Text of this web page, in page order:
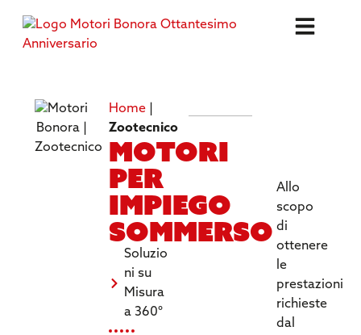
Home
Zootecnico
Motori
per
impiego
sommerso
Soluzio
ni su
Misura
a 360°
Allo
scopo
di
ottenere
le
prestazioni
richieste
dal